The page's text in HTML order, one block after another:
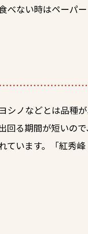
べない時はペーパ
シノなどとは品種
回る期間が短いの
ています。「紅秀